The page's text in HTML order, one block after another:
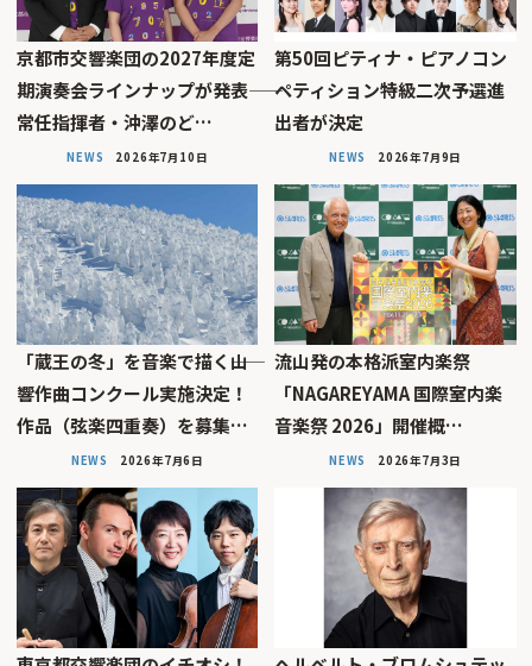
京都市交響楽団の2027年度定
期演奏会ラインナップが発表――
常任指揮者・沖澤のど…
NEWS 2026年7月10日
第50回ピティナ・ピアノコン
ペティション特級二次予選進
出者が決定
NEWS 2026年7月9日
「蔵王の冬」を音楽で描く――山
響作曲コンクール実施決定！
作品（弦楽四重奏）を募集…
NEWS 2026年7月6日
流山発の本格派室内楽祭
「NAGAREYAMA 国際室内楽
音楽祭 2026」開催概…
NEWS 2026年7月3日